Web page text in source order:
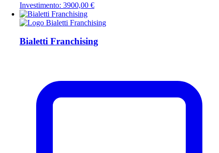
Investimento: 3900,00 €
Bialetti Franchising